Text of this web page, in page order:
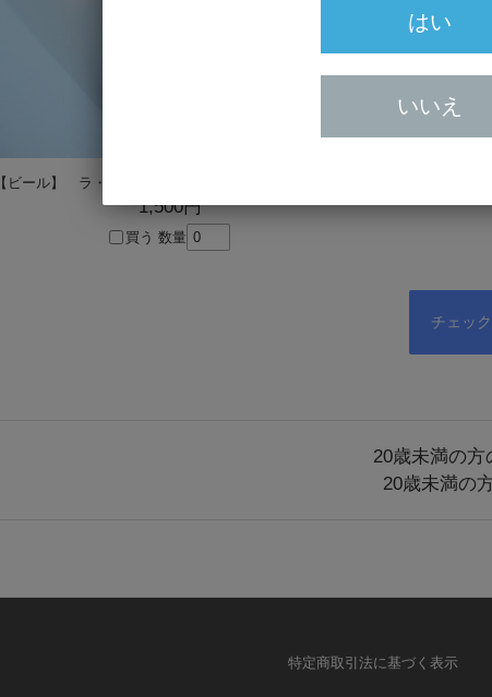
【ビール】 ラ・サラマンドル 6.5% アンブレ(琥珀)
1,500円
買う 数量
20歳未満の
20歳未満の
特定商取引法に基づく表示
はい
いいえ